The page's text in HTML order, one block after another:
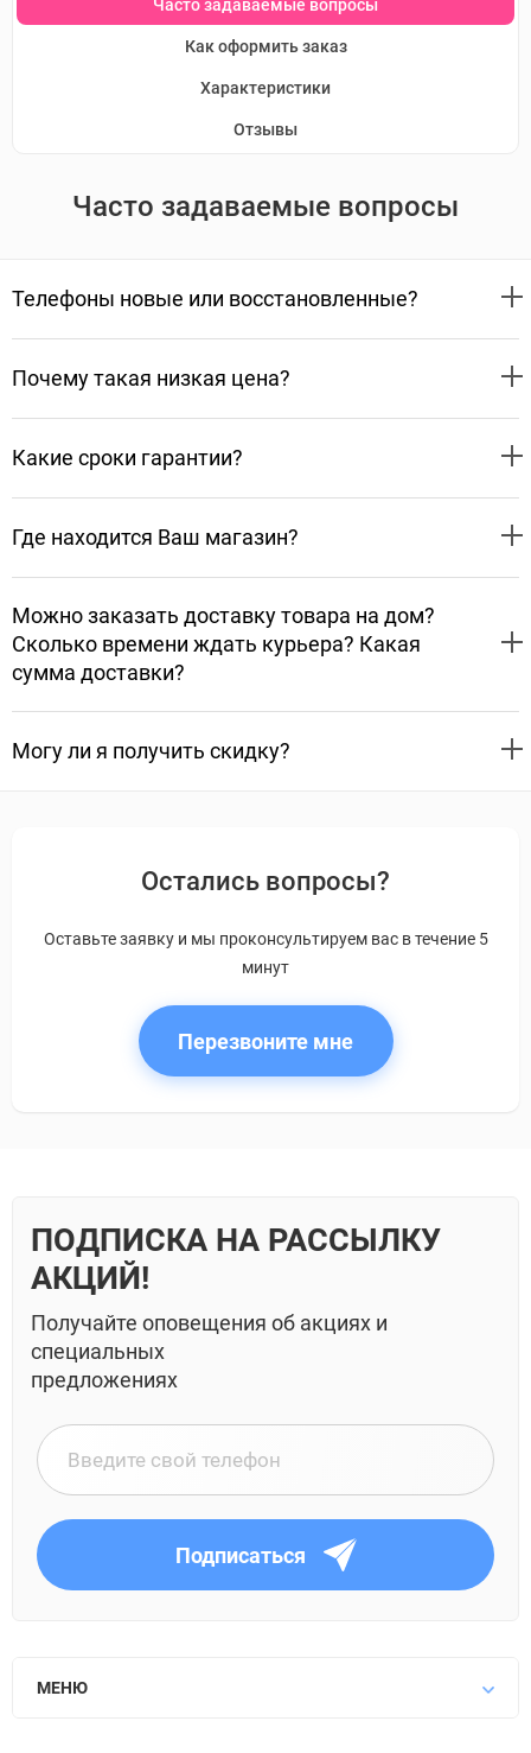
Часто задаваемые вопросы
Как оформить заказ
Характеристики
Отзывы
Часто задаваемые вопросы
Телефоны новые или восстановленные?
Почему такая низкая цена?
Какие сроки гарантии?
Где находится Ваш магазин?
Можно заказать доставку товара на дом?
Сколько времени ждать курьера? Какая
сумма доставки?
Могу ли я получить скидку?
Остались вопросы?
Оставьте заявку и мы проконсультируем вас в течение 5
минут
Перезвоните мне
ПОДПИСКА НА РАССЫЛКУ
АКЦИЙ!
Получайте оповещения об акциях и
специальных
предложениях
Подписаться
МЕНЮ